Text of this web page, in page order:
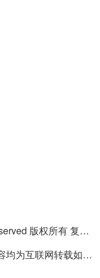
©沈阳汇海科技有限公司 All Rights Reserved 版权所有 复制必究
本站郑重声明：www.hvihi.com网站内容均为互联网转载如有侵权请联系QQ:55506560删除